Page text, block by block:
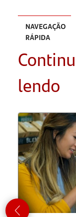
NAVEGAÇÃO
RÁPIDA
Quais as
principais
vantagens
do cartão
Por que
vale a
pena
escolher o
Cartão PJ
Santander?
lendo